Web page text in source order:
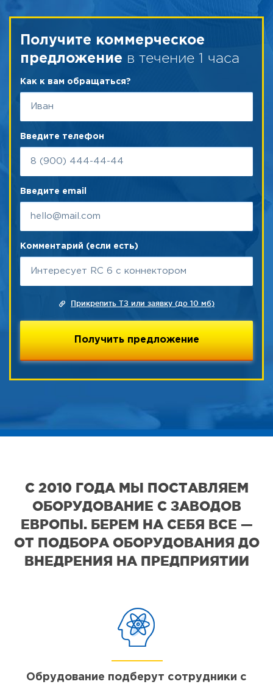
Получите коммерческое
предложение в течение 1 часа
Как к вам обращаться?
Введите телефон
Введите email
Комментарий (если есть)
Прикрепить ТЗ или заявку (до 10 мб)
С 2010 ГОДА МЫ ПОСТАВЛЯЕМ
ОБОРУДОВАНИЕ С ЗАВОДОВ
ЕВРОПЫ. БЕРЕМ НА СЕБЯ ВСЕ —
ОТ ПОДБОРА ОБОРУДОВАНИЯ ДО
ВНЕДРЕНИЯ НА ПРЕДПРИЯТИИ
Обрудование подберут сотрудники с